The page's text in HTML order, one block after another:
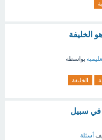
الخليفة
بواسطة
الخليفة
في سبيل
أسئلة